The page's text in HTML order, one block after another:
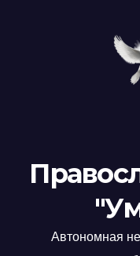
Автономная